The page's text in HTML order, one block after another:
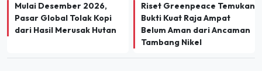
Mulai Desember 2026,
Pasar Global Tolak Kopi
dari Hasil Merusak Hutan
Riset Greenpeace Temukan
Bukti Kuat Raja Ampat
Belum Aman dari Ancaman
Tambang Nikel